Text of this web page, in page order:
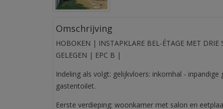
Omschrijving
HOBOKEN | INSTAPKLARE BEL-ÉTAGE MET
GELEGEN | EPC B |
Indeling als volgt: gelijkvloers: inkomhal -
gastentoilet.
Eerste verdieping: woonkamer met salon en